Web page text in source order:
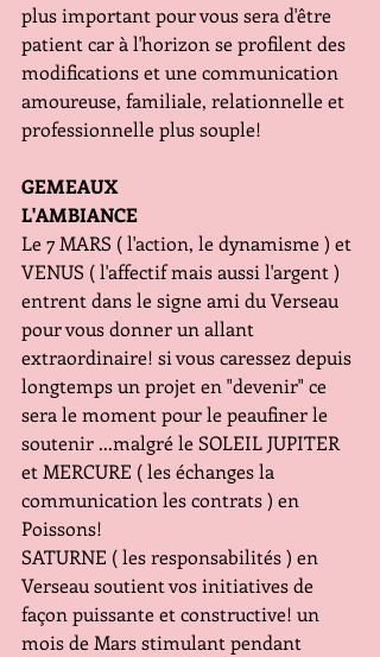
plus important pour vous sera d'être
patient car à l'horizon se profilent des
modifications et une communication
amoureuse, familiale, relationnelle et
professionnelle plus souple!
GEMEAUX
L'AMBIANCE
Le 7 MARS ( l'action, le dynamisme ) et
VENUS ( l'affectif mais aussi l'argent )
entrent dans le signe ami du Verseau
pour vous donner un allant
extraordinaire! si vous caressez depuis
longtemps un projet en "devenir" ce
sera le moment pour le peaufiner le
soutenir ...malgré le SOLEIL JUPITER
et MERCURE ( les échanges la
communication les contrats ) en
Poissons!
SATURNE ( les responsabilités ) en
Verseau soutient vos initiatives de
façon puissante et constructive! un
mois de Mars stimulant pendant